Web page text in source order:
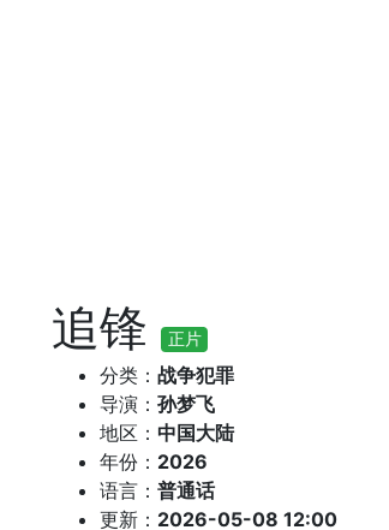
追锋 正片
分类： 战争犯罪
导演： 孙梦飞
地区： 中国大陆
年份： 2026
语言： 普通话
更新： 2026-05-08 12:00